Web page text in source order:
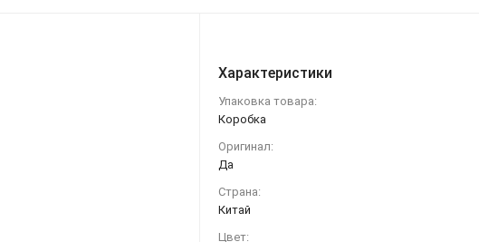
Характеристики
Упаковка товара:
Коробка
Оригинал:
Да
Страна:
Китай
Цвет: